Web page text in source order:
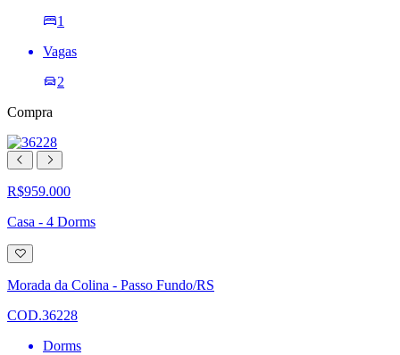
1
Vagas
2
Compra
R$959.000
Casa - 4 Dorms
Adicionar
à
lista
de
Morada da Colina - Passo Fundo/RS
COD.36228
Dorms